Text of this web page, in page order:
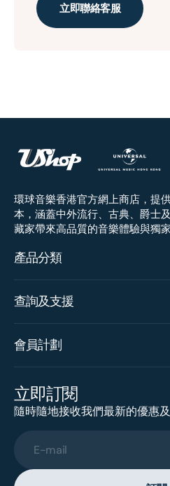
立即聯絡客服
環球音樂香港官方網上商店，提
本，涵蓋中外流行、古典、爵士
藏家帶來高品質的音樂體驗與獨家
產品分類
查詢及支援
會員計劃
立即訂閱
隨時隨地接收我們最新的優惠
E-mail